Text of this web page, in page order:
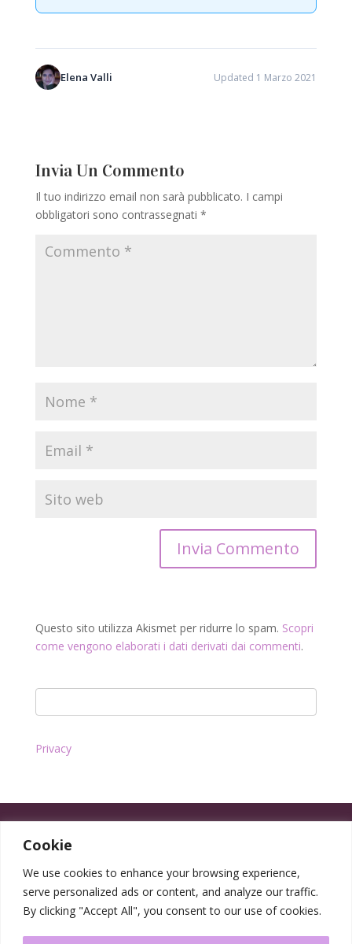
Cookie
We use cookies to enhance your browsing experience,
serve personalized ads or content, and analyze our traffic.
By clicking "Accept All", you consent to our use of cookies.
Elena Valli Updated 1 Marzo 2021
Invia Un Commento
Il tuo indirizzo email non sarà pubblicato. I campi
obbligatori sono contrassegnati *
Questo sito utilizza Akismet per ridurre lo spam. Scopri
come vengono elaborati i dati derivati dai commenti.
Privacy